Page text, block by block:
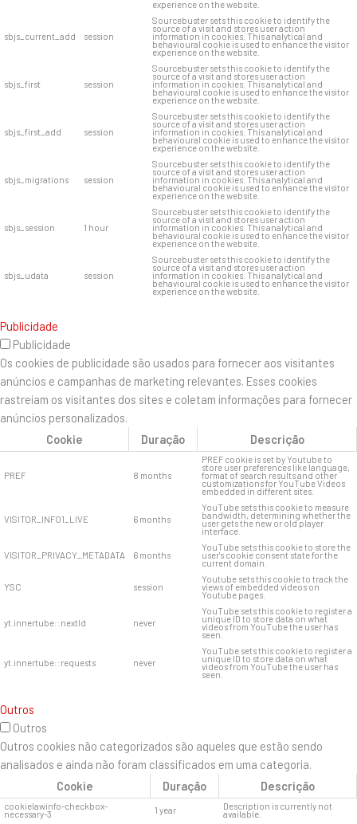
experience on the website.
sbjs_current_add session
Sourcebuster sets this cookie to identify the
source of a visit and stores user action
information in cookies. This analytical and
behavioural cookie is used to enhance the visitor
experience on the website.
sbjs_first session
Sourcebuster sets this cookie to identify the
source of a visit and stores user action
information in cookies. This analytical and
behavioural cookie is used to enhance the visitor
experience on the website.
sbjs_first_add session
Sourcebuster sets this cookie to identify the
source of a visit and stores user action
information in cookies. This analytical and
behavioural cookie is used to enhance the visitor
experience on the website.
sbjs_migrations session
Sourcebuster sets this cookie to identify the
source of a visit and stores user action
information in cookies. This analytical and
behavioural cookie is used to enhance the visitor
experience on the website.
sbjs_session 1 hour
Sourcebuster sets this cookie to identify the
source of a visit and stores user action
information in cookies. This analytical and
behavioural cookie is used to enhance the visitor
experience on the website.
sbjs_udata session
Sourcebuster sets this cookie to identify the
source of a visit and stores user action
information in cookies. This analytical and
behavioural cookie is used to enhance the visitor
experience on the website.
Publicidade
Publicidade
Os cookies de publicidade são usados ​​para fornecer aos visitantes
anúncios e campanhas de marketing relevantes. Esses cookies
rastreiam os visitantes dos sites e coletam informações para fornecer
anúncios personalizados.
Cookie
Duração Descrição
PREF 8 months
PREF cookie is set by Youtube to
store user preferences like language,
format of search results and other
customizations for YouTube Videos
embedded in different sites.
VISITOR_INFO1_LIVE 6 months
YouTube sets this cookie to measure
bandwidth, determining whether the
user gets the new or old player
interface.
VISITOR_PRIVACY_METADATA 6 months
YouTube sets this cookie to store the
user's cookie consent state for the
current domain.
YSC session
Youtube sets this cookie to track the
views of embedded videos on
Youtube pages.
yt.innertube::nextId never
YouTube sets this cookie to register a
unique ID to store data on what
videos from YouTube the user has
seen.
yt.innertube::requests never
YouTube sets this cookie to register a
unique ID to store data on what
videos from YouTube the user has
seen.
Outros
Outros
Outros cookies não categorizados são aqueles que estão sendo
analisados ​​e ainda não foram classificados em uma categoria.
Cookie
Duração Descrição
cookielawinfo-checkbox-
necessary-3 1 year Description is currently not
available.